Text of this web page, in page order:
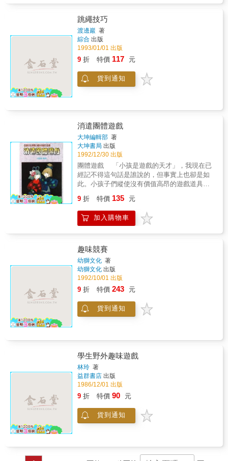
跳繩技巧
渡邊巖 著
綜合 出版
1993/01/01 出版
9 折 特價 117 元
貨到通知
消遣團體遊戲
大坤編輯部 著
大坤書局 出版
1992/12/30 出版
團體遊戲 「小孩是遊戲的天才」，我現在已
經記不得這句話是誰說的，但事實上也卻是如
此。小孩子們縱使沒有價值高昂的遊戲道具，
得出來。 不過，另外一方面，最近似乎也聽
到有人在責備近來的孩子，變得呆板──不活
潑、不會遊戲。假如真是如此的話，那只是大
場、心境，所設想出來的遊戲，然而這是提供
給大人們玩的，所以在內容上，當然要跟小孩
子的有所不同，只要你能放鬆心情去玩，我們
大人們一樣能成為「遊戲的天才」，娛樂的效
果，一定會完全不一樣。
9 折 特價 135 元
加入購物車
趣味競賽
幼獅文化 著
幼獅文化 出版
1992/10/01 出版
9 折 特價 243 元
貨到通知
學生野外趣味遊戲
林玲 著
益群書店 出版
1986/12/01 出版
9 折 特價 90 元
貨到通知